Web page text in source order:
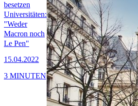
besetzen
Universitäten:
"Weder
Macron noch
Le Pen"
15.04.2022
3 MINUTEN